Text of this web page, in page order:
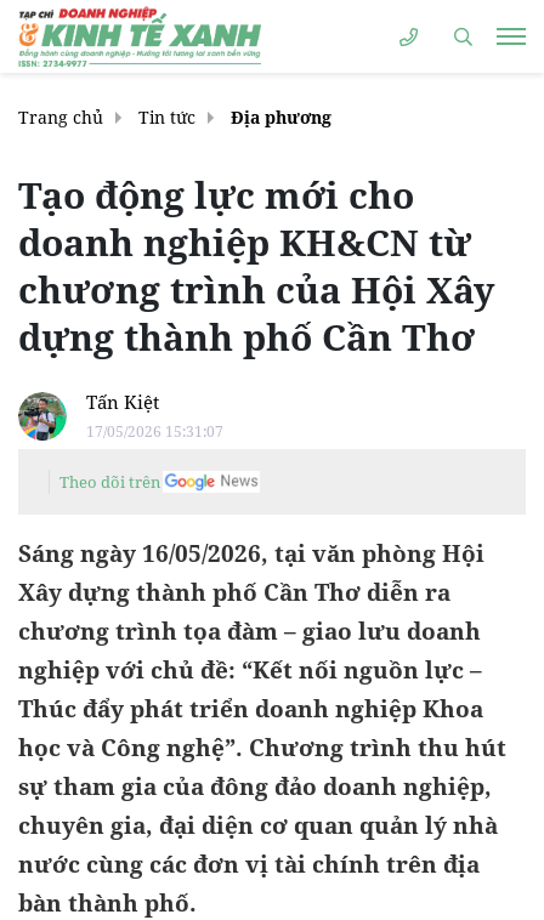
Trang chủ Tin tức Địa phương
Tạo động lực mới cho
doanh nghiệp KH&CN từ
chương trình của Hội Xây
dựng thành phố Cần Thơ
Tấn Kiệt
17/05/2026 15:31:07
Theo dõi trên
Sáng ngày 16/05/2026, tại văn phòng Hội
Xây dựng thành phố Cần Thơ diễn ra
chương trình tọa đàm – giao lưu doanh
nghiệp với chủ đề: “Kết nối nguồn lực –
Thúc đẩy phát triển doanh nghiệp Khoa
học và Công nghệ”. Chương trình thu hút
sự tham gia của đông đảo doanh nghiệp,
chuyên gia, đại diện cơ quan quản lý nhà
nước cùng các đơn vị tài chính trên địa
bàn thành phố.